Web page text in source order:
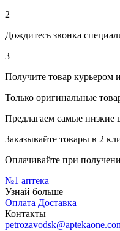
2
Дождитесь звонка
3
Получите товар
Только оригинальные
Предлагаем самые низкие
Заказывайте товары в 2
Оплачивайте при
№1 аптека
Узнай больше
Оплата Доставка
Контакты